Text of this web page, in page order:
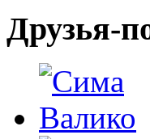
Друзья-